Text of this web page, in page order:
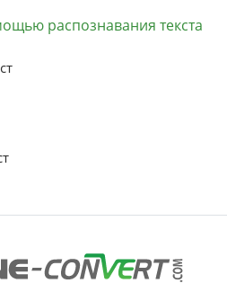
распознавания текста